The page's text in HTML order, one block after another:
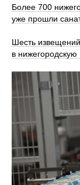
Более 700
уже прошли
Шесть
в